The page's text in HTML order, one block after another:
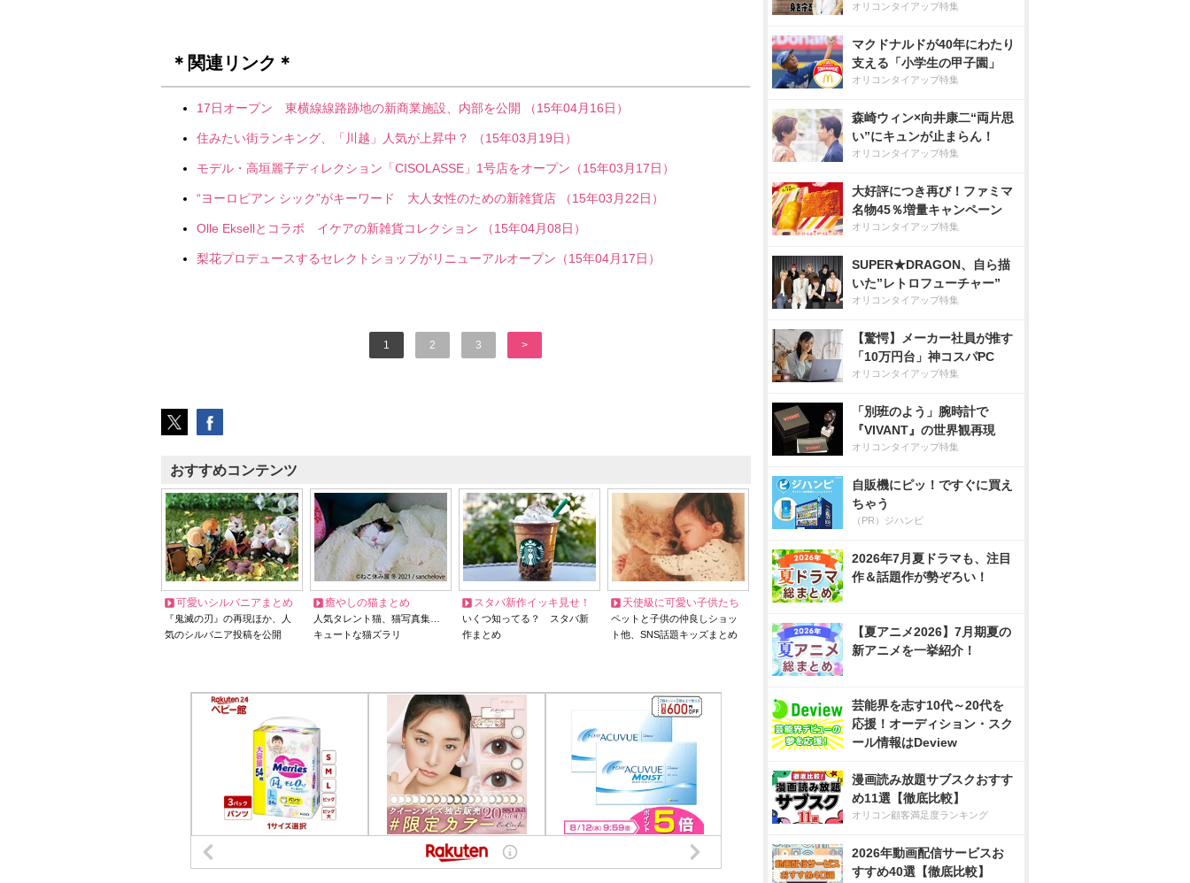
＊関連リンク＊
17日オープン 東横線線路跡地の新商業施設、内部を公開 （15年04月16日）
住みたい街ランキング、「川越」人気が上昇中？ （15年03月19日）
モデル・高垣麗子ディレクション「CISOLASSE」1号店をオープン（15年03月17日）
“ヨーロピアン シック”がキーワード 大人女性のための新雑貨店 （15年03月22日）
Olle Eksellとコラボ イケアの新雑貨コレクション （15年04月08日）
梨花プロデュースするセレクトショップがリニューアルオープン（15年04月17日）
1 2 3 >
おすすめコンテンツ
可愛いシルバニアまとめ
『鬼滅の刃』の再現ほか、人
気のシルバニア投稿を公開
癒やしの猫まとめ
人気タレント猫、猫写真集…
キュートな猫ズラリ
スタバ新作イッキ見せ！
いくつ知ってる？ スタバ新
作まとめ
天使級に可愛い子供たち
ペットと子供の仲良しショッ
ト他、SNS話題キッズまとめ
オリコンタイアップ特集
マクドナルドが40年にわたり
支える「小学生の甲子園」
オリコンタイアップ特集
森崎ウィン×向井康二“両片思
い”にキュンが止まらん！
オリコンタイアップ特集
大好評につき再び！ファミマ
名物45％増量キャンペーン
オリコンタイアップ特集
SUPER★DRAGON、自ら描
いた”レトロフューチャー”
オリコンタイアップ特集
【驚愕】メーカー社員が推す
「10万円台」神コスパPC
オリコンタイアップ特集
「別班のよう」腕時計で
『VIVANT』の世界観再現
オリコンタイアップ特集
自販機にピッ！ですぐに買え
ちゃう
（PR）ジハンピ
2026年7月夏ドラマも、注目
作＆話題作が勢ぞろい！
【夏アニメ2026】7月期夏の
新アニメを一挙紹介！
芸能界を志す10代～20代を
応援！オーディション・スク
ール情報はDeview
漫画読み放題サブスクおすす
め11選【徹底比較】
オリコン顧客満足度ランキング
2026年動画配信サービスお
すすめ40選【徹底比較】